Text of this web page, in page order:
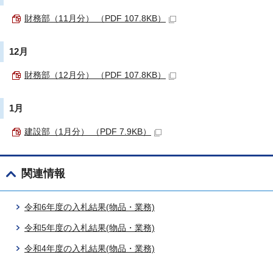
財務部（11月分） （PDF 107.8KB）
12月
財務部（12月分） （PDF 107.8KB）
1月
建設部（1月分） （PDF 7.9KB）
関連情報
令和6年度の入札結果(物品・業務)
令和5年度の入札結果(物品・業務)
令和4年度の入札結果(物品・業務)